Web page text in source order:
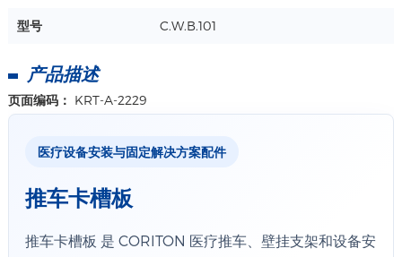
型号 C.W.B.101
产品描述
页面编码： KRT-A-2229
医疗设备安装与固定解决方案配件
推车卡槽板
推车卡槽板 是 CORITON 医疗推车、壁挂支架和设备安